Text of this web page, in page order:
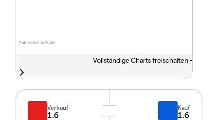
Daten sind indikativ
Vollständige Charts freischalten -
Verkauf
1.6
Kauf
1.6